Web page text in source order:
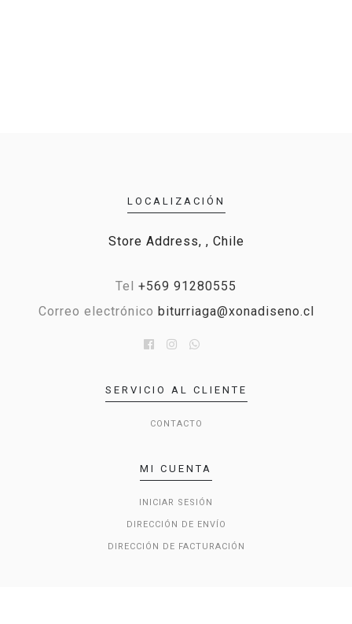
LOCALIZACIÓN
Store Address, , Chile
Tel +569 91280555
Correo electrónico biturriaga@xonadiseno.cl
SERVICIO AL CLIENTE
CONTACTO
MI CUENTA
INICIAR SESIÓN
DIRECCIÓN DE ENVÍO
DIRECCIÓN DE FACTURACIÓN